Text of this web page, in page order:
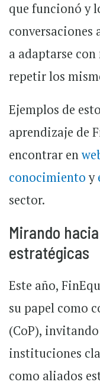
que funcionó y
conversaciones
a adaptarse
repetir los
Ejemplos de
aprendizaje de
encontrar en
conocimientoy
sector.
Mirando
estratégicas
Este año,
su papel como
(CoP),
instituciones
como aliados